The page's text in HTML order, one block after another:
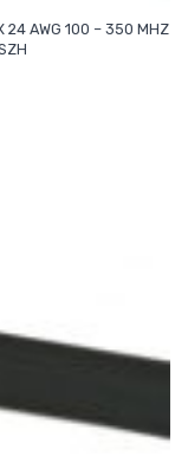
24 AWG 100 – 350 MHZ